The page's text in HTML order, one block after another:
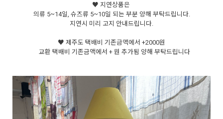
♥ 지연상품은
의류 5~14일, 슈즈류 5~10일 되는 부분 양해 부탁드립니다.
지연시 미리 고지 안내드립니다.
♥ 제주도 택배비 기존금액에서 +2000원
교환 택배비 기존금액에서 + 원 추가됨 양해 부탁드립니다